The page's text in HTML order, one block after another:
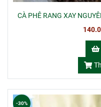
CÀ PHÊ RANG XAY
-30%